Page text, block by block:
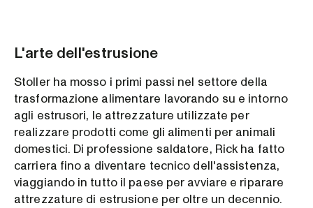
L'arte dell'estrusione
Stoller ha mosso i primi passi nel settore della
trasformazione alimentare lavorando su e intorno
agli estrusori, le attrezzature utilizzate per
realizzare prodotti come gli alimenti per animali
domestici. Di professione saldatore, Rick ha fatto
carriera fino a diventare tecnico dell'assistenza,
viaggiando in tutto il paese per avviare e riparare
attrezzature di estrusione per oltre un decennio.